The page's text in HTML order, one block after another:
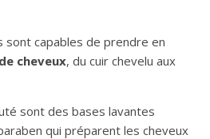
sont capables de prendre en
cheveux, du cuir chevelu aux
sont des bases lavantes
qui préparent les cheveux